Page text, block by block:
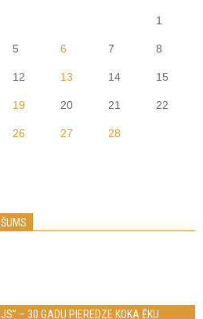
1
5 6 7 8
12 13 14 15
19 20 21 22
26 27 28
– 30 GADU PIEREDZE KOKA ĒKU